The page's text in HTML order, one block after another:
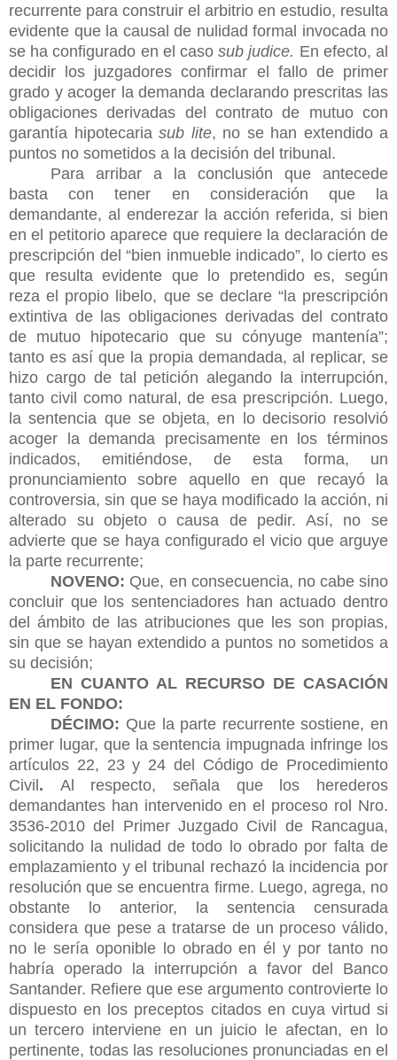
recurrente para construir el arbitrio en estudio, resulta
evidente que la causal de nulidad formal invocada no
se ha configurado en el casosub judice. En efecto, al
decidir los juzgadores confirmar el fallo de primer
grado y acoger la demanda declarando prescritas las
obligaciones derivadas del contrato de mutuo con
garantía hipotecaria sub lite, no se han extendido a
puntos no sometidos a la decisión del tribunal.
Para arribar a la conclusión que antecede
basta con tener en consideración que la
demandante, al enderezar la acción referida, si bien
en el petitorio aparece que requiere la declaración de
prescripción del “bien inmueble indicado”, lo cierto es
que resulta evidente que lo pretendido es, según
reza el propio libelo, que se declare “la prescripción
extintiva de las obligaciones derivadas del contrato
de mutuo hipotecario que su cónyuge mantenía”;
tanto es así que la propia demandada, al replicar, se
hizo cargo de tal petición alegando la interrupción,
tanto civil como natural, de esa prescripción. Luego,
la sentencia que se objeta, en lo decisorio resolvió
acoger la demanda precisamente en los términos
indicados, emitiéndose, de esta forma, un
pronunciamiento sobre aquello en que recayó la
controversia, sin que se haya modificado la acción, ni
alterado su objeto o causa de pedir. Así, no se
advierte que se haya configurado el vicio que arguye
la parte recurrente;
NOVENO: Que, en consecuencia, no cabe sino
concluir que los sentenciadores han actuado dentro
del ámbito de las atribuciones que les son propias,
sin que se hayan extendido a puntos no sometidos a
su decisión;
EN CUANTO AL RECURSO DE CASACIÓN
EN EL FONDO:
DÉCIMO: Que la parte recurrente sostiene, en
primer lugar, que la sentencia impugnada infringe los
artículos 22, 23 y 24 del Código de Procedimiento
Civil. Al respecto, señala que los herederos
demandantes han intervenido en el proceso rol Nro.
3536-2010 del Primer Juzgado Civil de Rancagua,
solicitando la nulidad de todo lo obrado por falta de
emplazamiento y el tribunal rechazó la incidencia por
resolución que se encuentra firme. Luego, agrega, no
obstante lo anterior, la sentencia censurada
considera que pese a tratarse de un proceso válido,
no le sería oponible lo obrado en él y por tanto no
habría operado la interrupción a favor del Banco
Santander. Refiere que ese argumento controvierte lo
dispuesto en los preceptos citados en cuya virtud si
un tercero interviene en un juicio le afectan, en lo
pertinente, todas las resoluciones pronunciadas en el